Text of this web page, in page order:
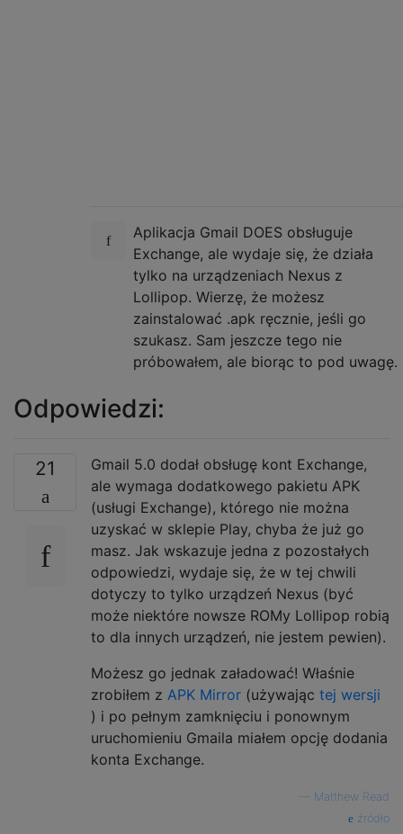
Aplikacja Gmail DOES obsługuje
Exchange, ale wydaje się, że działa
tylko na urządzeniach Nexus z
Lollipop. Wierzę, że możesz
zainstalować .apk ręcznie, jeśli go
szukasz. Sam jeszcze tego nie
próbowałem, ale biorąc to pod uwagę.
Odpowiedzi:
21
Gmail 5.0 dodał obsługę kont Exchange,
ale wymaga dodatkowego pakietu APK
(usługi Exchange), którego nie można
uzyskać w sklepie Play, chyba że już go
masz. Jak wskazuje jedna z pozostałych
odpowiedzi, wydaje się, że w tej chwili
dotyczy to tylko urządzeń Nexus (być
może niektóre nowsze ROMy Lollipop robią
to dla innych urządzeń, nie jestem pewien).
Możesz go jednak załadować! Właśnie
zrobiłem z APK Mirror (używając tej wersji
) i po pełnym zamknięciu i ponownym
uruchomieniu Gmaila miałem opcję dodania
konta Exchange.
Matthew Read
źródło